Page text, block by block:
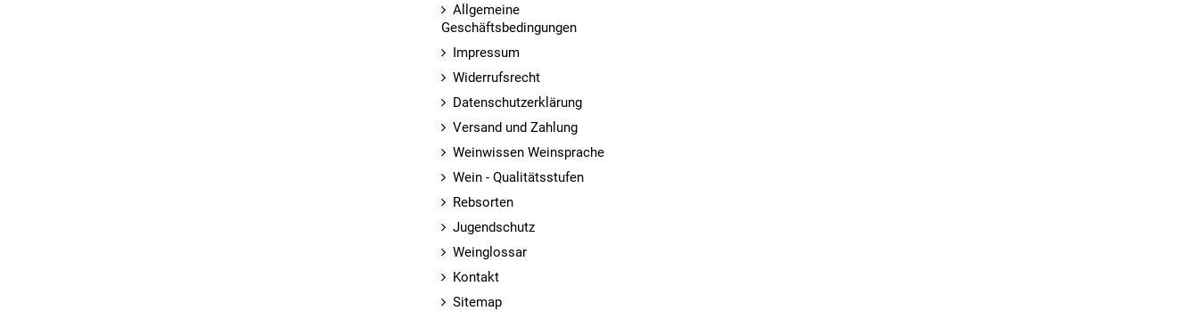
Allgemeine
Geschäftsbedingungen
Impressum
Widerrufsrecht
Datenschutzerklärung
Versand und Zahlung
Weinwissen Weinsprache
Wein - Qualitätsstufen
Rebsorten
Jugendschutz
Weinglossar
Kontakt
Sitemap